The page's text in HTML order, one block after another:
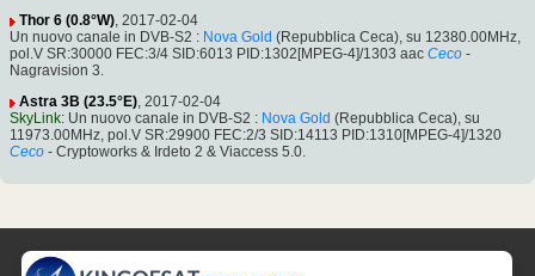
Thor 6 (0.8°W), 2017-02-04
Un nuovo canale in DVB-S2 : Nova Gold (Repubblica Ceca), su 12380.00MHz,
pol.V SR:30000 FEC:3/4 SID:6013 PID:1302[MPEG-4]/1303 aac Ceco -
Nagravision 3.
Astra 3B (23.5°E), 2017-02-04
SkyLink: Un nuovo canale in DVB-S2 : Nova Gold (Repubblica Ceca), su
11973.00MHz, pol.V SR:29900 FEC:2/3 SID:14113 PID:1310[MPEG-4]/1320
Ceco - Cryptoworks & Irdeto 2 & Viaccess 5.0.